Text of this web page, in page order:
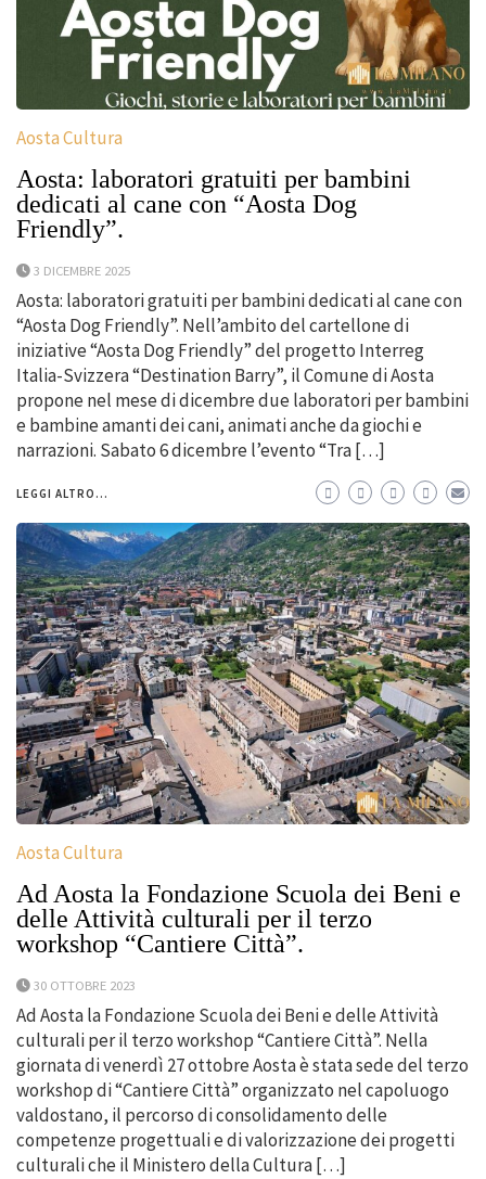
Aosta Cultura
Aosta: laboratori gratuiti per bambini
dedicati al cane con “Aosta Dog
Friendly”.
3 DICEMBRE 2025
Aosta: laboratori gratuiti per bambini dedicati al cane con
“Aosta Dog Friendly”. Nell’ambito del cartellone di
iniziative “Aosta Dog Friendly” del progetto Interreg
Italia-Svizzera “Destination Barry”, il Comune di Aosta
propone nel mese di dicembre due laboratori per bambini
e bambine amanti dei cani, animati anche da giochi e
narrazioni. Sabato 6 dicembre l’evento “Tra […]
LEGGI ALTRO...
Aosta Cultura
Ad Aosta la Fondazione Scuola dei Beni e
delle Attività culturali per il terzo
workshop “Cantiere Città”.
30 OTTOBRE 2023
Ad Aosta la Fondazione Scuola dei Beni e delle Attività
culturali per il terzo workshop “Cantiere Città”. Nella
giornata di venerdì 27 ottobre Aosta è stata sede del terzo
workshop di “Cantiere Città” organizzato nel capoluogo
valdostano, il percorso di consolidamento delle
competenze progettuali e di valorizzazione dei progetti
culturali che il Ministero della Cultura […]